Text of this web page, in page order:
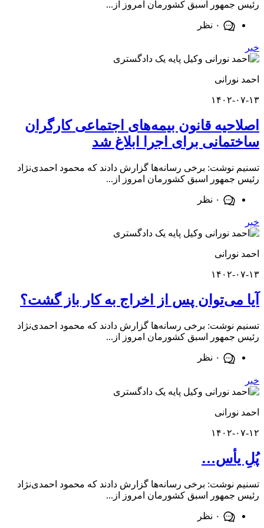
اسبق کشورمان امروز از...
۰ نظر
۱۳
قانون بیمه‌های اجتماعی کارگران
برای اجرا ابلاغ شد
نوشت: برخی رسانه‌ها گزارش دادند که محمود احمدی‌نژاد
اسبق کشورمان امروز از...
۰ نظر
۱۳
پس از اخراج به کار باز گشت؟
نوشت: برخی رسانه‌ها گزارش دادند که محمود احمدی‌نژاد
اسبق کشورمان امروز از...
۰ نظر
۱۲
نوشت: برخی رسانه‌ها گزارش دادند که محمود احمدی‌نژاد
اسبق کشورمان امروز از...
۰ نظر